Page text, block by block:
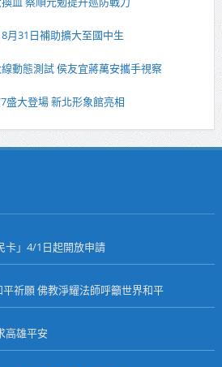
月31日補助擴大至國中生
動態測試 侯友宜蔣萬安攜手視察
盛大登場 新北形象館亮相
卡」4/1日起開放申請
祈願 佛教淨耀法師呼籲世界和平
高雄平安